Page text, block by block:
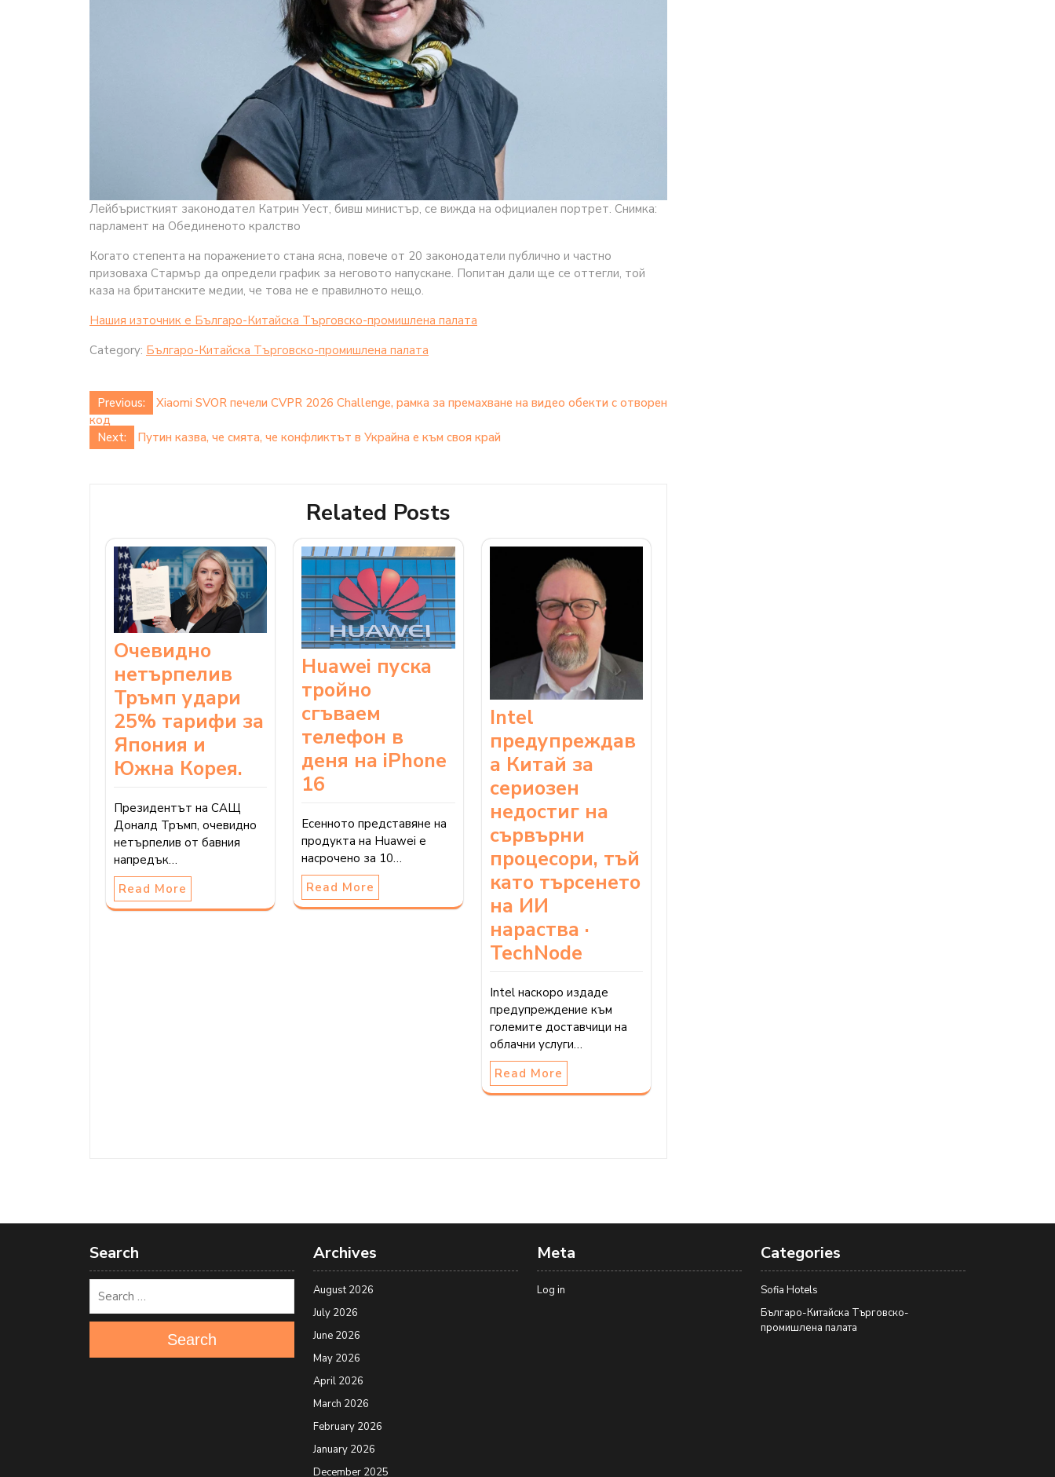
Лейбъристкият законодател Катрин Уест, бивш министър, се вижда на официален портрет. Снимка:
парламент на Обединеното кралство
Когато степента на поражението стана ясна, повече от 20 законодатели публично и частно
призоваха Стармър да определи график за неговото напускане. Попитан дали ще се оттегли, той
каза на британските медии, че това не е правилното нещо.
Нашия източник е Българо-Китайска Търговско-промишлена палaта
Category: Българо-Китайска Търговско-промишлена палaта
Post
navigation
Previous:
Xiaomi SVOR печели CVPR 2026 Challenge, рамка за премахване на видео обекти с отворен
код
Next:
Путин казва, че смята, че конфликтът в Украйна е към своя край
Related Posts
Очевидно
нетърпелив
Тръмп удари
25% тарифи за
Япония и
Южна Корея.
Президентът на САЩ
Доналд Тръмп, очевидно
нетърпелив от бавния
напредък…
Read More
Huawei пуска
тройно
сгъваем
телефон в
деня на iPhone
16
Есенното представяне на
продукта на Huawei е
насрочено за 10…
Read More
Intel
предупреждав
а Китай за
сериозен
недостиг на
сървърни
процесори, тъй
като търсенето
на ИИ
нараства ·
TechNode
Intel наскоро издаде
предупреждение към
големите доставчици на
облачни услуги…
Read More
Search
Search
Archives
August 2026
July 2026
June 2026
May 2026
April 2026
March 2026
February 2026
January 2026
December 2025
Meta
Log in
Categories
Sofia Hotels
Българо-Китайска Търговско-
промишлена палaта